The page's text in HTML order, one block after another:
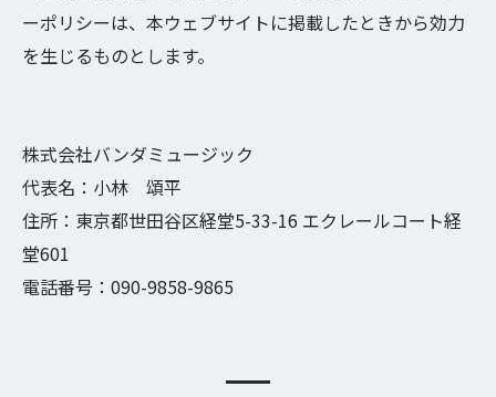
ーポリシーは、本ウェブサイトに掲載したときから効力
を生じるものとします。
株式会社バンダミュージック
代表名：小林 頌平
住所：東京都世田谷区経堂5-33-16 エクレールコート経
堂601
電話番号：090-9858-9865